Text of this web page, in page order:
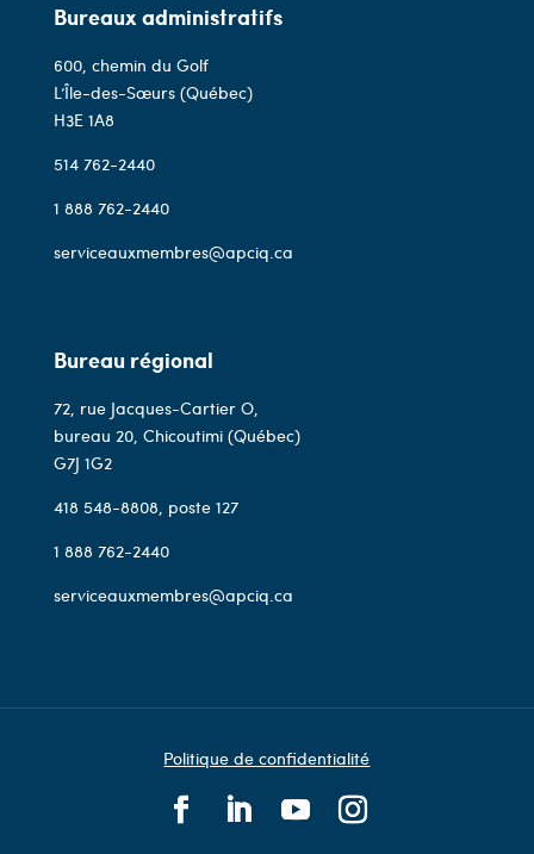
Bureaux administratifs
600, chemin du Golf
L’Île-des-Sœurs (Québec)
H3E 1A8
514 762-2440
1 888 762-2440
serviceauxmembres@apciq.ca
Bureau régional
72, rue Jacques-Cartier O,
bureau 20, Chicoutimi (Québec)
G7J 1G2
418 548-8808, poste 127
1 888 762-2440
serviceauxmembres@apciq.ca
Politique de confidentialité